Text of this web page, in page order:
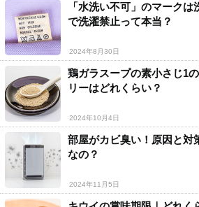
「水洗い不可」のマーク
で洗濯禁止って本当？
2024年8月30日
鶏ガラスープの素小さじ1
リーはどれくらい？
2024年10月4日
部屋がカビ臭い！原因と対
なの？
2024年11月5日